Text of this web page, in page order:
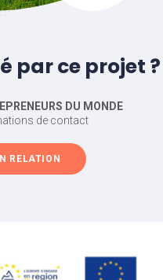
par ce projet ?
DU MONDE
de contact
RELATION